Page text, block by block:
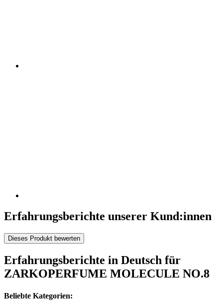
Erfahrungsberichte unserer Kund:innen
Dieses Produkt bewerten
Erfahrungsberichte in Deutsch für
ZARKOPERFUME MOLECULE NO.8
Beliebte Kategorien: